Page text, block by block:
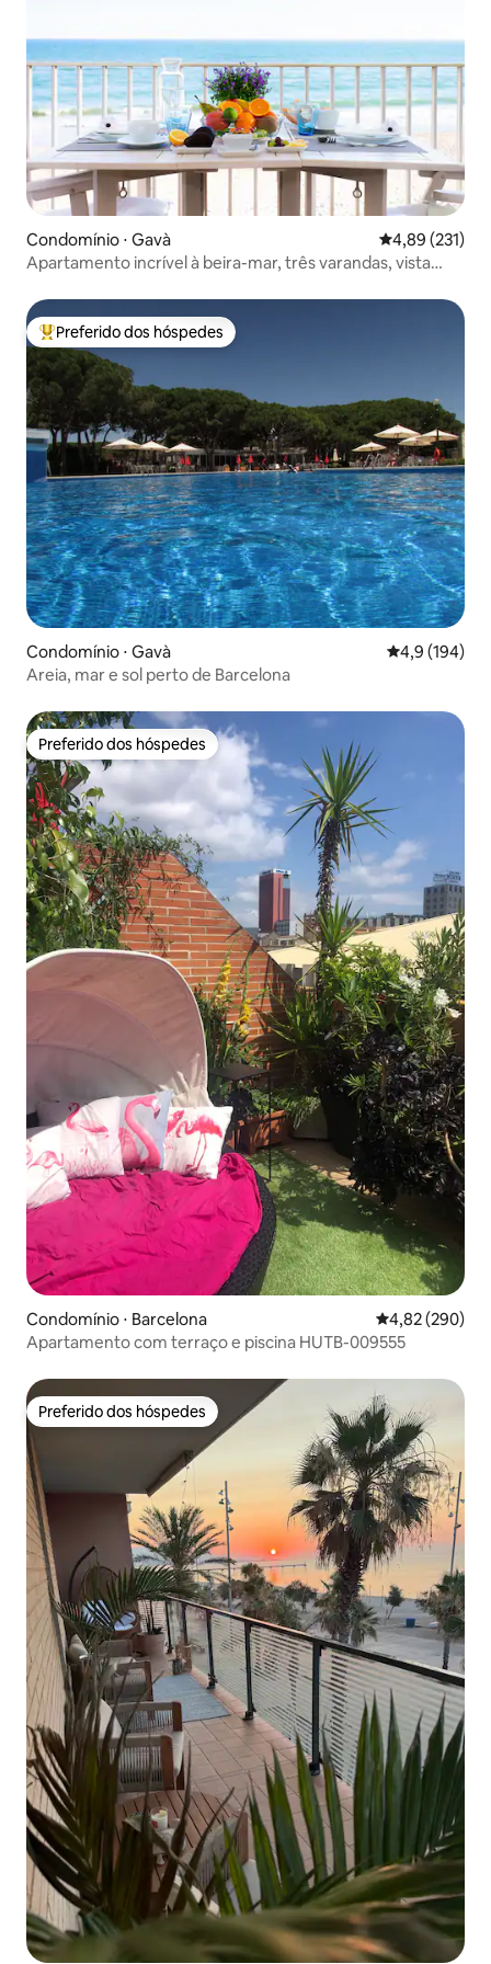
Condomínio ⋅ Gavà 4,89 de uma
4,89 (231)
Apartamento incrível à beira-mar, três varandas, vista
Entre os melhores preferidos dos hóspedes
Preferido dos hóspedes
Condomínio ⋅ Gavà 4,9 de uma
4,9 (194)
Areia, mar e sol perto de Barcelona
Preferido dos hóspedes
Preferido dos hóspedes
Condomínio ⋅ Barcelona 4,82 de uma
4,82 (290)
Apartamento com terraço e piscina HUTB-009555
Preferido dos hóspedes
Preferido dos hóspedes